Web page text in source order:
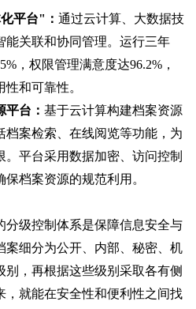
平台"‌： 通过云计算、大数据技
能关联和协同管理。运行三年
，权限管理满意度达96.2%，
和可靠性。
台‌： 基于云计算构建档案资源
档案检索、在线阅览等功能，为
平台采用数据加密、访问控制
档案资源的规范利用。
分级控制体系是保障信息安全与
案细分为公开、内部、秘密、机
别，再根据这些级别采取各有侧
，就能在安全性和便利性之间找